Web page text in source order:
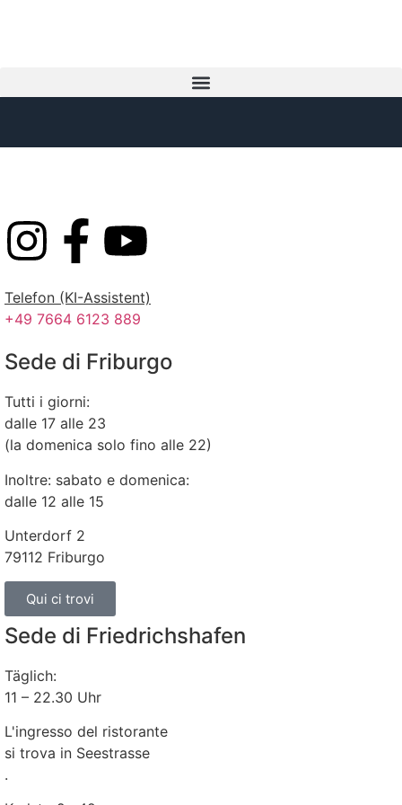
Telefon (KI-Assistent)
+49 7664 6123 889
Sede di Friburgo
Tutti i giorni:
dalle 17 alle 23
(la domenica solo fino alle 22)
Inoltre: sabato e domenica:
dalle 12 alle 15
Unterdorf 2
79112 Friburgo
Qui ci trovi
Sede di Friedrichshafen
Täglich:
11 – 22.30 Uhr
L'ingresso del ristorante
si trova in Seestrasse
.